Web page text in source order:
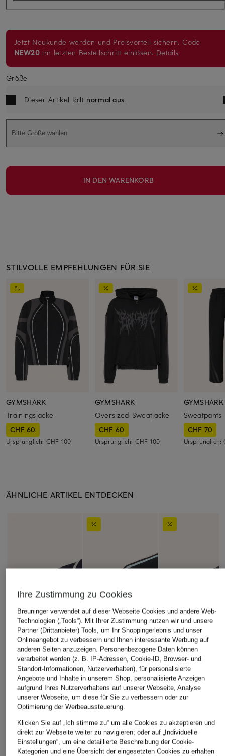
Jetzt Neukunde werden und Preisvorteil sichern. Code
NEW20 im letzten Bestellschritt einlösen. Details
Größe
Dieser Artikel fällt normal aus.
Bitte Größe wählen
IN DEN WARENKORB
STILVOLLE EMPFEHLUNGEN FÜR SIE
GYMSHARK
Trainingsjacke
CHF 60
Ursprünglich: CHF 100
GYMSHARK
Oversized-Sweatjacke
CHF 60
Ursprünglich:CHF 100
GYMSHARK
Sweatpants
CHF 70
Ursprünglich:
ÄHNLICHE ARTIKEL ENTDECKEN
Ihre Zustimmung zu Cookies
Breuninger verwendet auf dieser Webseite Cookies und andere Web-
Technologien („Tools“). Mit Ihrer Zustimmung nutzen wir und unsere
Partner (Drittanbieter) Tools, um Ihr Shoppingerlebnis und unser
Onlineangebot zu verbessern und Ihnen interessante Werbung auf
anderen Seiten anzuzeigen. Personenbezogene Daten können
verarbeitet werden (z. B. IP-Adressen, Cookie-ID, Browser- und
Standort-Informationen, Nutzerverhalten), für personalisierte
Angebote und Inhalte in unserem Shop, personalisierte Anzeigen
aufgrund Ihres Nutzerverhaltens auf unserer Webseite, Analyse
unserer Webseite, um diese für Sie zu verbessern oder zur
Optimierung der Werbeaussteuerung.
Klicken Sie auf „Ich stimme zu“ um alle Cookies zu akzeptieren und
direkt zur Webseite weiter zu navigieren; oder auf „Individuelle
Einstellungen“, um eine detaillierte Beschreibung der Cookie-
Kategorien und eine Übersicht der eingesetzten Cookies zu erhalten